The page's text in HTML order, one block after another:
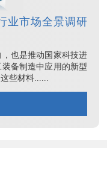
业市场全景调研
也是推动国家科技进
备制造中应用的新型
些材料......